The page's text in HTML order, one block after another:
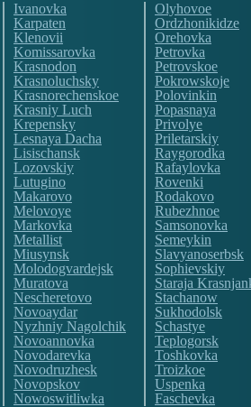
Ivanovka
Karpaten
Klenovii
Komissarovka
Krasnodon
Krasnoluchsky
Krasnorechenskoe
Krasniy Luch
Krepensky
Lesnaya Dacha
Lisischansk
Lozovskiy
Lutugino
Makarovo
Melovoye
Markovka
Metallist
Miusynsk
Molodogvardejsk
Muratova
Nescheretovo
Novoaydar
Nyzhniy Nagolchik
Novoannovka
Novodarevka
Novodruzhesk
Novopskov
Nowoswitliwka
Olyhovoe
Ordzhonikidze
Orehovka
Petrovka
Petrovskoe
Pokrowskoje
Polovinkin
Popasnaya
Privolye
Priletarskiy
Raygorodka
Rafaylovka
Rovenki
Rodakovo
Rubezhnoe
Samsonovka
Semeykin
Slavyanoserbsk
Sophievskiy
Staraja
Stachanow
Sukhodolsk
Schastye
Teplogorsk
Toshkovka
Troizkoe
Uspenka
Faschevka